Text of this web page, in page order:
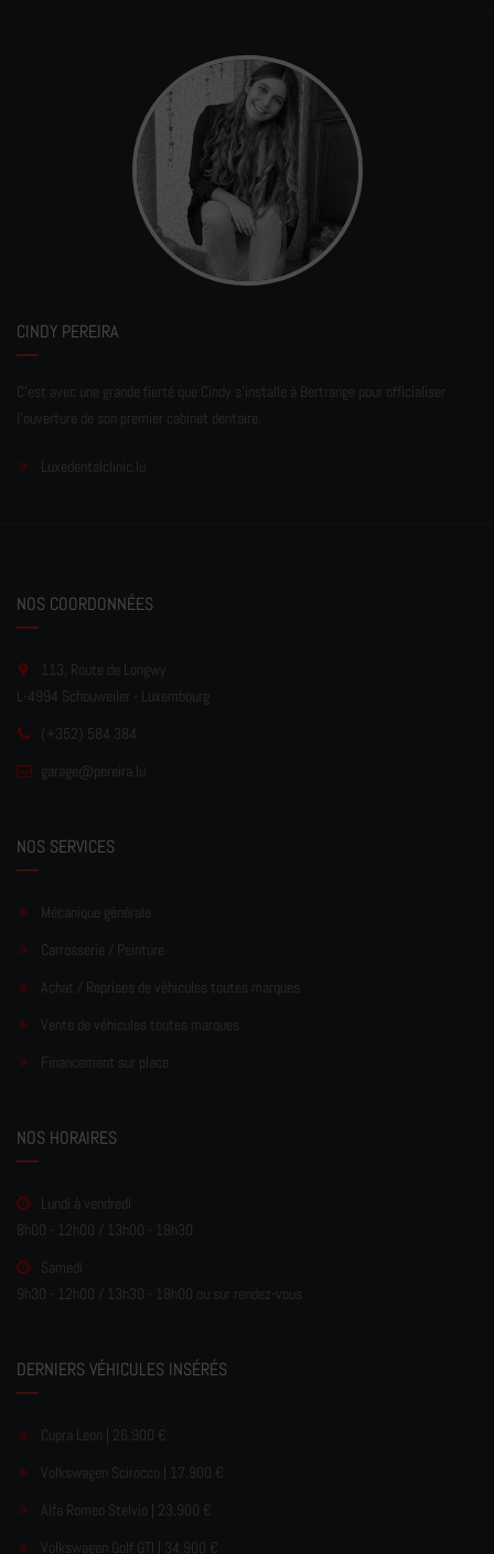
CINDY PEREIRA
C'est avec une grande fierté que Cindy s'installe à Bertrange pour officialiser
l'ouverture de son premier cabinet dentaire.
Luxedentalclinic.lu
NOS COORDONNÉES
113, Route de Longwy
L-4994 Schouweiler - Luxembourg
(+352) 584 384
garage@pereira.lu
NOS SERVICES
Mécanique générale
Carrosserie / Peinture
Achat / Reprises de véhicules toutes marques
Vente de véhicules toutes marques
Financement sur place
NOS HORAIRES
Lundi à vendredi
8h00 - 12h00 / 13h00 - 18h30
Samedi
9h30 - 12h00 / 13h30 - 18h00 ou sur rendez-vous
DERNIERS VÉHICULES INSÉRÉS
Cupra Leon | 26.900 €
Volkswagen Scirocco | 17.900 €
Alfa Romeo Stelvio | 23.900 €
Volkswagen Golf GTI | 34.900 €